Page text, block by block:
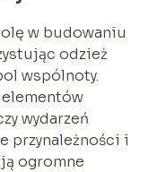
w budowaniu
odzież
wspólnoty.
wydarzeń
przynależności i
ogromne